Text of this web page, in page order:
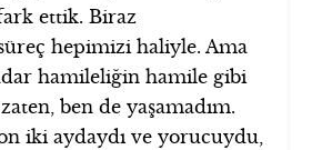
ettik. Biraz
hepimizi haliyle. Ama
hamileliğin hamile gibi
ben de yaşamadım.
iki aydaydı ve yorucuydu,